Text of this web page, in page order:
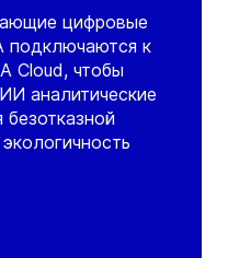
цифровые
подключаются к
Cloud, чтобы
аналитические